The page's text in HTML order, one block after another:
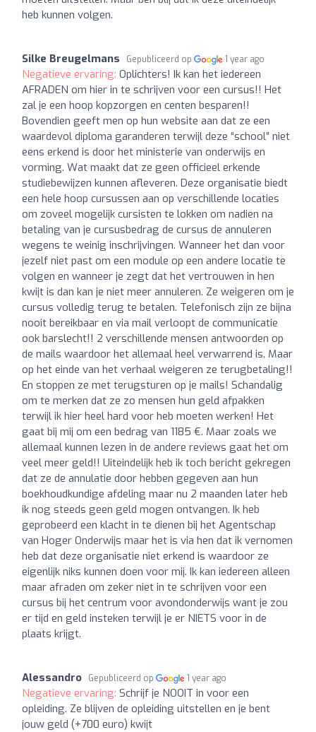
heb kunnen volgen.
Silke Breugelmans Gepubliceerd op 1 year ago
Negatieve ervaring: Oplichters! Ik kan het iedereen
AFRADEN om hier in te schrijven voor een cursus!! Het
zal je een hoop kopzorgen en centen besparen!!
Bovendien geeft men op hun website aan dat ze een
waardevol diploma garanderen terwijl deze “school” niet
eens erkend is door het ministerie van onderwijs en
vorming. Wat maakt dat ze geen officieel erkende
studiebewijzen kunnen afleveren. Deze organisatie biedt
een hele hoop cursussen aan op verschillende locaties
om zoveel mogelijk cursisten te lokken om nadien na
betaling van je cursusbedrag de cursus de annuleren
wegens te weinig inschrijvingen. Wanneer het dan voor
jezelf niet past om een module op een andere locatie te
volgen en wanneer je zegt dat het vertrouwen in hen
kwijt is dan kan je niet meer annuleren. Ze weigeren om je
cursus volledig terug te betalen. Telefonisch zijn ze bijna
nooit bereikbaar en via mail verloopt de communicatie
ook barslecht!! 2 verschillende mensen antwoorden op
de mails waardoor het allemaal heel verwarrend is. Maar
op het einde van het verhaal weigeren ze terugbetaling!!
En stoppen ze met terugsturen op je mails! Schandalig
om te merken dat ze zo mensen hun geld afpakken
terwijl ik hier heel hard voor heb moeten werken! Het
gaat bij mij om een bedrag van 1185 €. Maar zoals we
allemaal kunnen lezen in de andere reviews gaat het om
veel meer geld!! Uiteindelijk heb ik toch bericht gekregen
dat ze de annulatie door hebben gegeven aan hun
boekhoudkundige afdeling maar nu 2 maanden later heb
ik nog steeds geen geld mogen ontvangen. Ik heb
geprobeerd een klacht in te dienen bij het Agentschap
van Hoger Onderwijs maar het is via hen dat ik vernomen
heb dat deze organisatie niet erkend is waardoor ze
eigenlijk niks kunnen doen voor mij. Ik kan iedereen alleen
maar afraden om zeker niet in te schrijven voor een
cursus bij het centrum voor avondonderwijs want je zou
er tijd en geld insteken terwijl je er NIETS voor in de
plaats krijgt.
Alessandro Gepubliceerd op 1 year ago
Negatieve ervaring: Schrijf je NOOIT in voor een
opleiding. Ze blijven de opleiding uitstellen en je bent
jouw geld (+700 euro) kwijt